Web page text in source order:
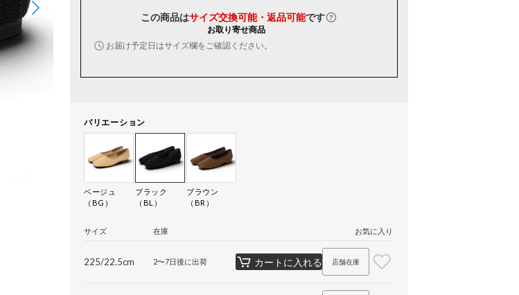
この商品はサイズ交換可能・返品可能です
お取り寄せ商品
お届け予定日はサイズ欄をご確認ください。
バリエーション
ベージュ
（BG）
ブラック
（BL）
ブラウン
（BR）
サイズ 在庫 お気に入り
225/22.5cm 2〜7日後に出荷 カートに入れる 店舗在庫